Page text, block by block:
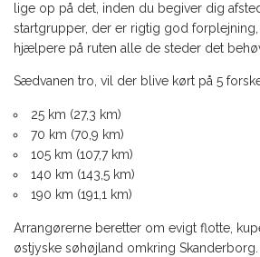
lige op på det, inden du begiver dig
startgrupper, der er rigtig god
hjælpere på ruten alle de steder det
Sædvanen tro, vil der blive kørt på 5
25 km (27,3 km)
70 km (70,9 km)
105 km (107,7 km)
140 km (143,5 km)
190 km (191,1 km)
Arrangørerne beretter om evigt flotte,
østjyske søhøjland omkring